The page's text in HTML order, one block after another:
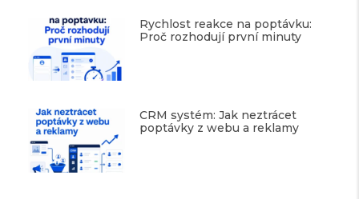
Rychlost reakce na poptávku:
Proč rozhodují první minuty
CRM systém: Jak neztrácet
poptávky z webu a reklamy